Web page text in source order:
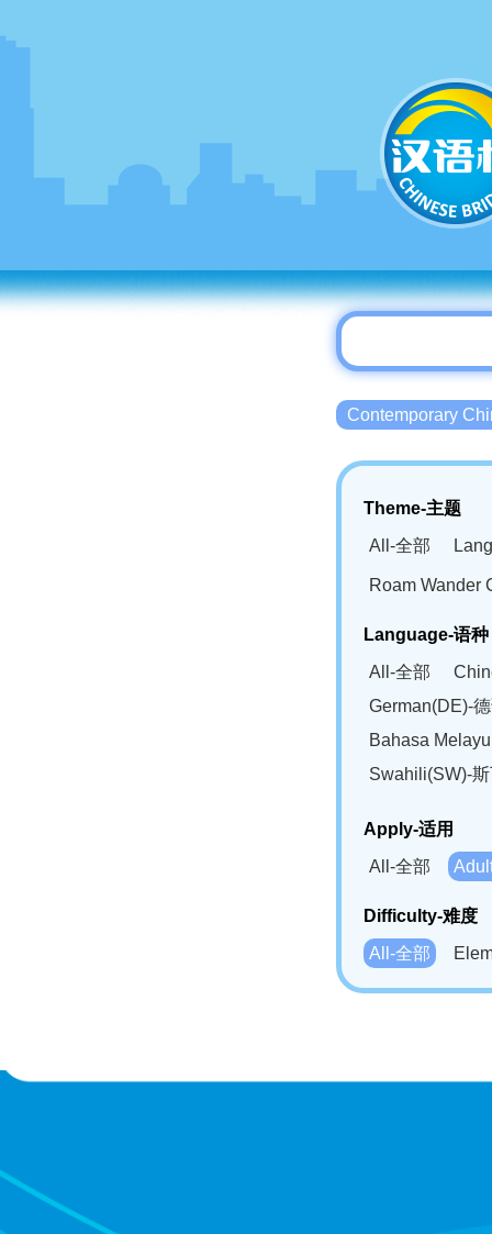
Contemporary
Theme-主题
All-全部
Roam Wander
Language-语种
All-全部
German(DE)-
Bahasa
Swahili(SW)-
Apply-适用
All-全部
Difficulty-难度
All-全部